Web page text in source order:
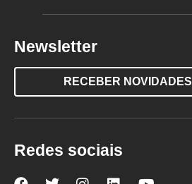
Newsletter
RECEBER NOVIDADES
Redes sociais